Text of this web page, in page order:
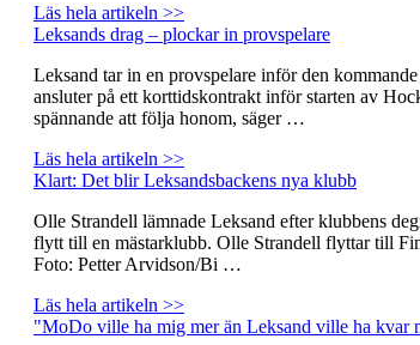
Läs hela artikeln >>
Leksands drag – plockar in provspelare
Leksand tar in en provspelare inför den
ansluter på ett korttidskontrakt inför starten av
spännande att följa honom, säger …
Läs hela artikeln >>
Klart: Det blir Leksandsbackens nya klubb
Olle Strandell lämnade Leksand efter klubbens
flytt till en mästarklubb. Olle Strandell flyttar till
Foto: Petter Arvidson/Bi …
Läs hela artikeln >>
"MoDo ville ha mig mer än Leksand ville ha kvar